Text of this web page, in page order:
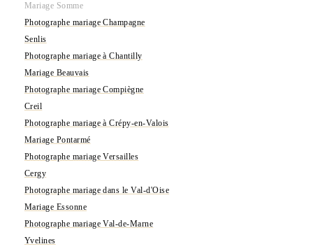
Mariage Somme
Photographe mariage Champagne
Senlis
Photographe mariage à Chantilly
Mariage Beauvais
Photographe mariage Compiègne
Creil
Photographe mariage à Crépy-en-Valois
Mariage Pontarmé
Photographe mariage Versailles
Cergy
Photographe mariage dans le Val-d'Oise
Mariage Essonne
Photographe mariage Val-de-Marne
Yvelines